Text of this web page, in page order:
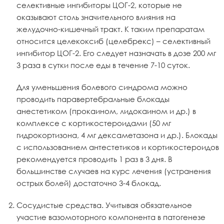
селективные ингибиторы ЦОГ-2, которые не
оказывают столь значительного влияния на
желудочно-кишечный тракт. К таким препаратам
относится целекоксиб (целебрекс) – селективный
ингибитор ЦОГ-2. Его следует назначать в дозе 200 мг
3 раза в сутки после еды в течение 7-10 суток.
Для уменьшения болевого синдрома можно
проводить паравертебральные блокады
анестетиком (прокаином, лидокаином и др.) в
комплексе с кортикостероидами (50 мг
гидрокортизона, 4 мг дексаметазона и др.). Блокады
с использованием антестетиков и кортикостероидов
рекомендуется проводить 1 раз в 3 дня. В
большинстве случаев на курс лечения (устранения
острых болей) достаточно 3-4 блокад.
Сосудистые средства. Учитывая обязательное
участие вазомоторного компонента в патогенезе